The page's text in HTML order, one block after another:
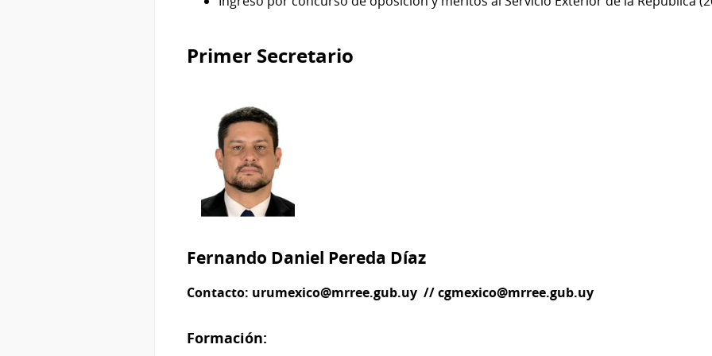
Primer Secretario
Fernando Daniel Pereda Díaz
Contacto: urumexico@mrree.gub.uy //cgmexico@mrree.gub.uy
Formación: